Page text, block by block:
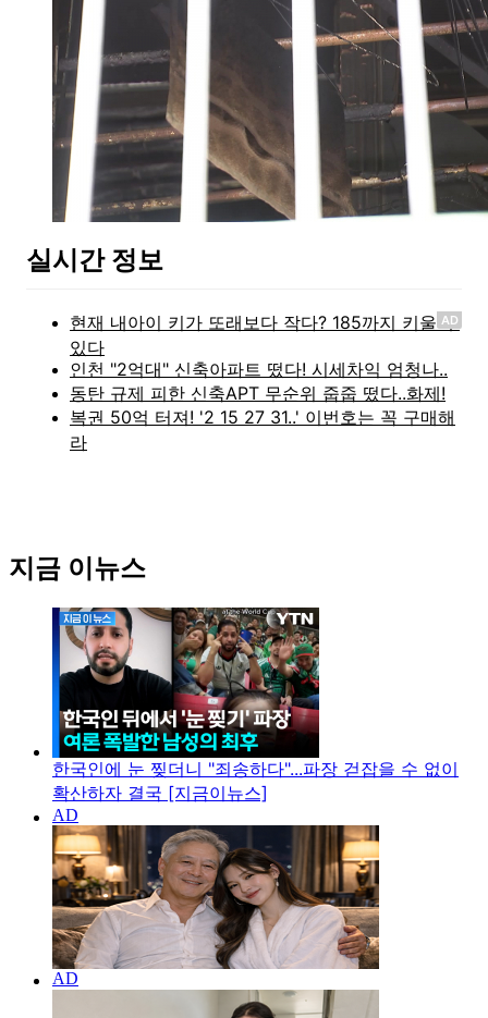
실시간 정보
AD
지금 이뉴스
한국인에 눈 찢더니 "죄송하다"...파장 걷잡을 수 없이
확산하자 결국 [지금이뉴스]